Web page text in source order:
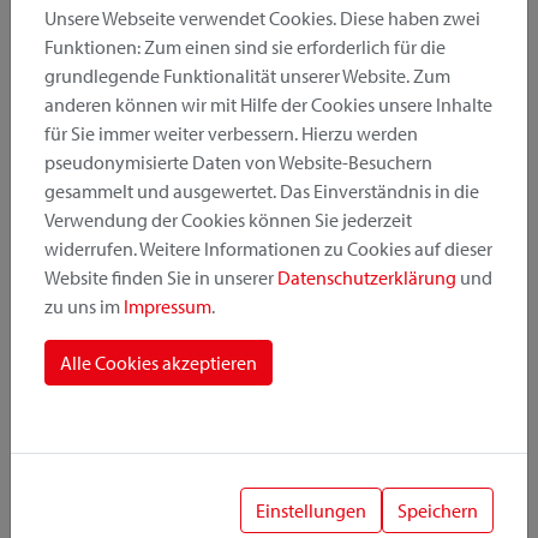
Produktkategorie
Montageposition
Befestigungssystem
Unsere Webseite verwendet Cookies. Diese haben zwei
Funktionen: Zum einen sind sie erforderlich für die
grundlegende Funktionalität unserer Website. Zum
anderen können wir mit Hilfe der Cookies unsere Inhalte
für Sie immer weiter verbessern. Hierzu werden
pseudonymisierte Daten von Website-Besuchern
gesammelt und ausgewertet. Das Einverständnis in die
Verwendung der Cookies können Sie jederzeit
widerrufen. Weitere Informationen zu Cookies auf dieser
Website finden Sie in unserer Datenschutzerklärung und
zu uns im Impressum.
Alle Cookies akzeptieren
Einstellungen Speichern